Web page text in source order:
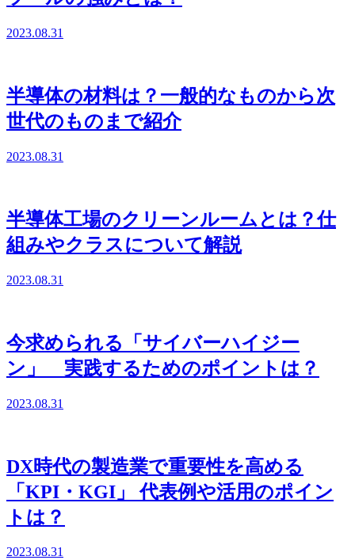
2023.08.31
半導体の材料は？一般的なものから次
世代のものまで紹介
2023.08.31
半導体工場のクリーンルームとは？仕
組みやクラスについて解説
2023.08.31
今求められる「サイバーハイジー
ン」 実践するためのポイントは？
2023.08.31
DX時代の製造業で重要性を高める
「KPI・KGI」 代表例や活用のポイン
トは？
2023.08.31